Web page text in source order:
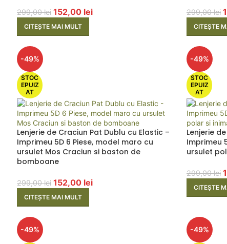
299,00lei 152,00 lei
CITEȘTE MAI MULT
299,00lei
CITEȘTE
-49%
STOC
EPUIZ
AT
Lenjerie de Craciun Pat Dublu cu Elastic –
Imprimeu 5D 6 Piese, model maro cu
ursulet Mos Craciun si baston de
bomboane
299,00lei 152,00 lei
CITEȘTE MAI MULT
-49%
STOC
EPUIZ
AT
Lenjerie
Imprimeu
ursulet
299,00lei
CITEȘTE
-49% -49%